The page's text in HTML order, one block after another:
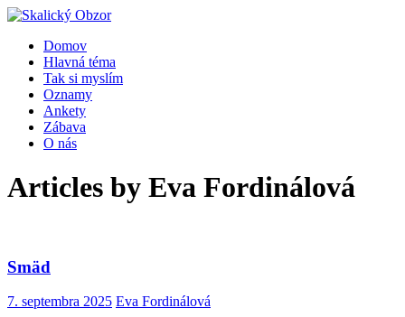
Domov
Hlavná téma
Tak si myslím
Oznamy
Ankety
Zábava
O nás
Articles by Eva Fordinálová
Smäd
7. septembra 2025 Eva Fordinálová